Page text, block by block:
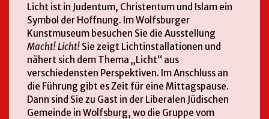
Licht ist in Judentum, Christentum und Islam ein
Symbol der Hoffnung. Im Wolfsburger
Kunstmuseum besuchen Sie die Ausstellung
Macht! Licht! Sie zeigt Lichtinstallationen und
nähert sich dem Thema „Licht“ aus
verschiedensten Perspektiven. Im Anschluss an
die Führung gibt es Zeit für eine Mittagspause.
Dann sind Sie zu Gast in der Liberalen Jüdischen
Gemeinde in Wolfsburg, wo die Gruppe vom